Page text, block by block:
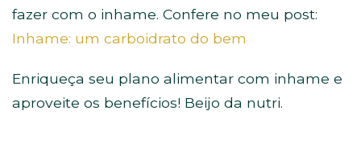
fazer com o inhame. Confere no meu post:
Inhame: um carboidrato do bem
Enriqueça seu plano alimentar com inhame e
aproveite os benefícios! Beijo da nutri.